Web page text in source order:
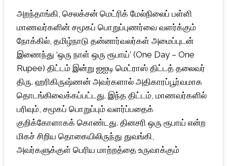
அறந்தாங்கி, செலக்சன் மெட்ரிக் மேல்நிலைப் பள்ளி
மாணவர்களின் சமூகப் பொறுப்புணர்வை வளர்க்கும்
நோக்கில், தமிழ்நாடு தன்னார்வலர்கள் அமைப்புடன்
இணைந்து ‘ஒரு நாள் ஒரு ரூபாய்’ (One Day – One
Rupee) திட்டம் இன்று ஐஐடி மெட்ராஸ் திட்டத் தலைவர்
திரு. ஹரிகிருஷ்ணன் அவர்களால் அதிகாரப்பூர்வமாக
தொடங்கிவைக்கப்பட்டது. இந்த திட்டம், மாணவர்களில்
பரிவும், சமூகப் பொறுப்பும் வளர்ப்பதைக்
குறிக்கோளாகக் கொண்டது. தினசரி ஒரு ரூபாய் என்ற
மிகச் சிறிய தொகையிலிருந்து துவங்கி,
அவர்களுக்குள் பெரிய மாற்றத்தை உருவாக்கும்
ரூபாய்’
திட்டத்தை
துவங்கி
வைத்த
சென்னை
ஐஐடி
திட்டத்
தலைவர்